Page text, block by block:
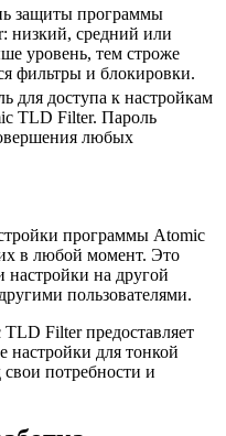
защиты программы
низкий, средний или
уровень, тем строже
фильтры и блокировки.
для доступа к настройкам
TLD Filter. Пароль
любых
программы Atomic
в любой момент. Это
настройки на другой
пользователями.
Filter предоставляет
настройки для тонкой
потребности и